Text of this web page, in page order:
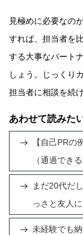
見極めに必要なの
すれば、担当者を
する大事なパート
しょう。じっくり
担当者に相談を続
あわせて読みた
【自己PR
（通過でき
まだ20代だ
っさと友人
未経験でも